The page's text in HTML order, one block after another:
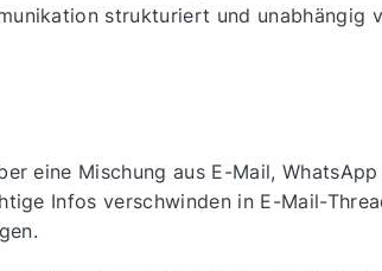
strukturiert und unabhängig
eine Mischung aus E-Mail,
Infos verschwinden in E-Mail-